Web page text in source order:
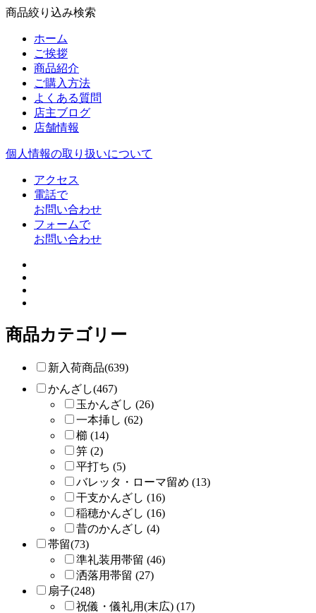
商品絞り込み検索
ホーム
ご挨拶
商品紹介
ご購入方法
よくある質問
店主ブログ
店舗情報
個人情報の取り扱いについて
アクセス
電話で
お問い合わせ
フォームで
お問い合わせ
商品カテゴリー
新入荷商品(639)
かんざし(467)
玉かんざし (26)
一本挿し (62)
櫛 (14)
笄 (2)
平打ち (5)
バレッタ・ローマ留め (13)
干支かんざし (16)
稲穂かんざし (16)
昔のかんざし (4)
帯留(73)
準礼装用帯留 (46)
洒落用帯留 (27)
扇子(248)
祝儀・儀礼用(末広) (17)